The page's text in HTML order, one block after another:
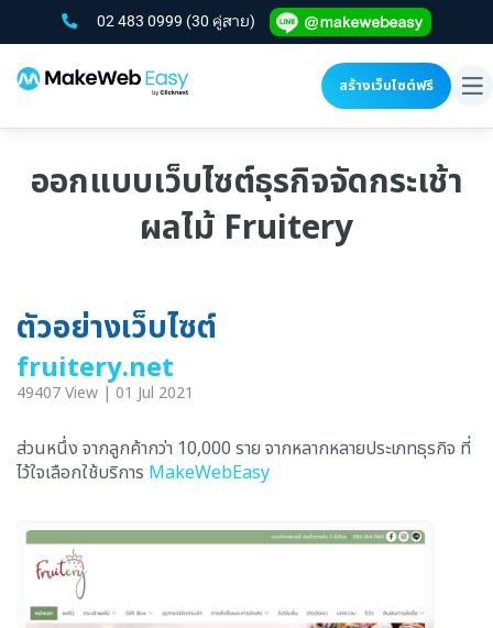
02 483 0999 (30 คู่สาย)
สร้างเว็บไซต์ฟรี
ออกแบบเว็บไซต์ธุรกิจจัดกระเช้า
ผลไม้ Fruitery
ตัวอย่างเว็บไซต์
fruitery.net
49407 View | 01 Jul 2021
ส่วนหนึ่ง จากลูกค้ากว่า 10,000 ราย จากหลากหลายประเภทธุรกิจ ที่
ไว้ใจเลือกใช้บริการ MakeWebEasy